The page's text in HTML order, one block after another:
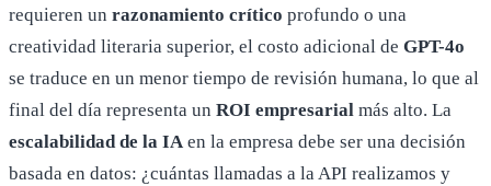
requieren un razonamiento crítico profundo o una
creatividad literaria superior, el costo adicional de GPT-4o
se traduce en un menor tiempo de revisión humana, lo que al
final del día representa un ROI empresarial más alto. La
escalabilidad de la IA en la empresa debe ser una decisión
basada en datos: ¿cuántas llamadas a la API realizamos y